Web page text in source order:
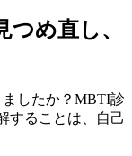
め直し、
したか？MBTI診
することは、自己